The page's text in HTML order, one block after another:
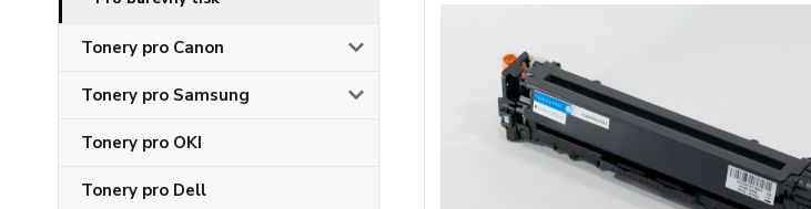
Tonery pro Canon
Tonery pro Samsung
Tonery pro OKI
Tonery pro Dell